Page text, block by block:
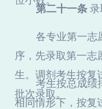
第二十一条 录
各专业第一志
序，先录取第一志
生。调剂考生按复
批次录取。
考生按总成绩
相同情形下，按复